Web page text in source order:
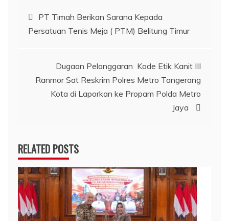
Navigasi
pos
PT Timah Berikan Sarana Kepada
Persatuan Tenis Meja ( PTM) Belitung Timur
Dugaan Pelanggaran Kode Etik Kanit III
Ranmor Sat Reskrim Polres Metro Tangerang
Kota di Laporkan ke Propam Polda Metro
Jaya
RELATED POSTS